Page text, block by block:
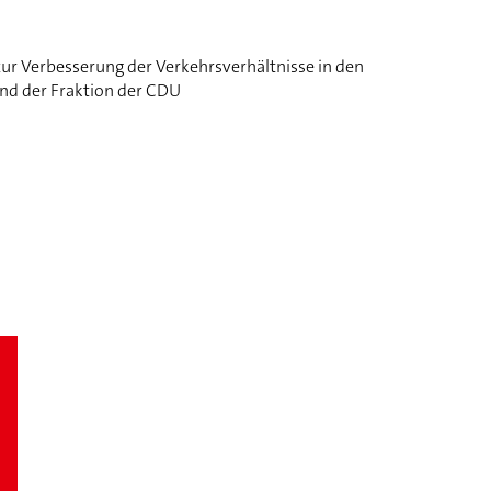
Verbesserung der Verkehrsverhältnisse in den
der Fraktion der CDU